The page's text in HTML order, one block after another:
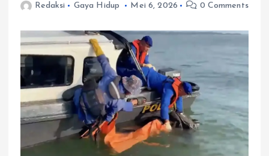
Redaksi Gaya Hidup Mei 6, 2026 0 Comments